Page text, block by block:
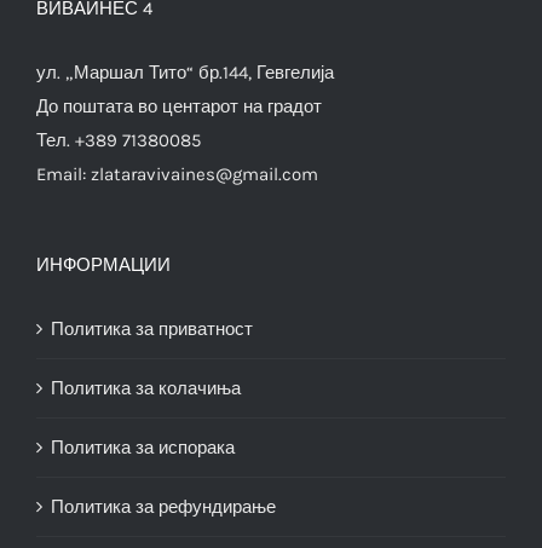
ВИВАИНЕС 4
ул. „Маршал Тито“ бр.144, Гевгелија
До поштата во центарот на градот
Тел. +389 71380085
Email: zlataravivaines@gmail.com
ИНФОРМАЦИИ
Политика за приватност
Политика за колачиња
Политика за испорака
Политика за рефундирање